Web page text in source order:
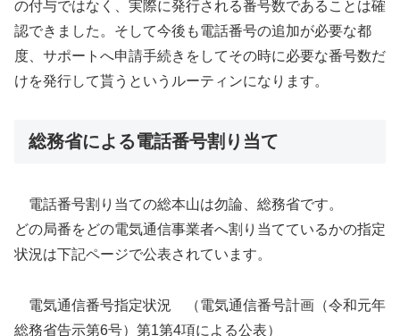
の付与ではなく、実際に発行される番号数であることは確
認できました。そして今後も電話番号の追加が必要な都
度、サポートへ申請手続きをしてその時に必要な番号数だ
けを発行して貰うというルーティンになります。
総務省による電話番号割り当て
電話番号割り当ての総本山は勿論、総務省です。
どの局番をどの電気通信事業者へ割り当てているかの指定
状況は下記ページで公表されています。
電気通信番号指定状況 （電気通信番号計画（令和元年
総務省告示第6号）第1第4項による公表）